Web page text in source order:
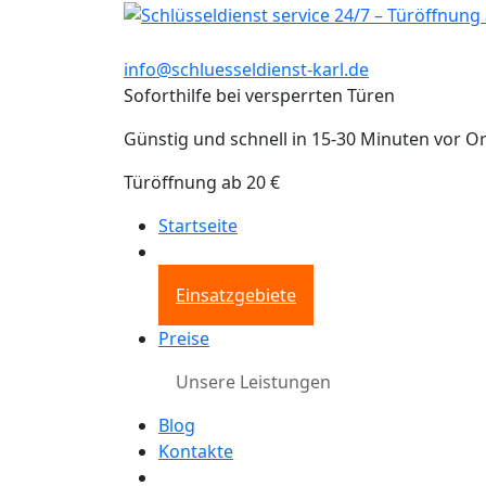
info@schluesseldienst-karl.de
Soforthilfe bei versperrten Türen
Günstig und schnell in 15-30 Minuten vor
Türöffnung ab 20 €
Startseite
Einsatzgebiete
Preise
Unsere Leistungen
Blog
Kontakte